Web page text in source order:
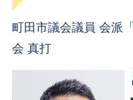
町田市議会議員 会派
会 真打